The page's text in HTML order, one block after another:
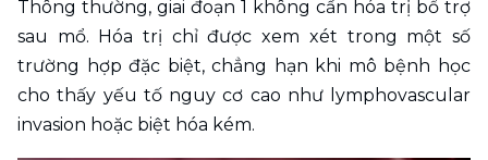
Thông thường, giai đoạn 1 không cần hóa trị bổ trợ
sau mổ. Hóa trị chỉ được xem xét trong một số
trường hợp đặc biệt, chẳng hạn khi mô bệnh học
cho thấy yếu tố nguy cơ cao như lymphovascular
invasion hoặc biệt hóa kém.